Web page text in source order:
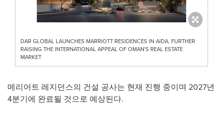
DAR GLOBAL LAUNCHES MARRIOTT RESIDENCES IN AIDA, FURTHER
RAISING THE INTERNATIONAL APPEAL OF OMAN'S REAL ESTATE
MARKET
메리어트 레지던스의 건설 공사는 현재 진행 중이며 2027년
4분기에 완료될 것으로 예상된다.